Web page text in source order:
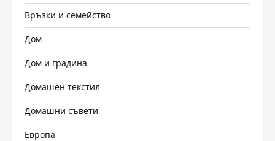
Връзки и семейство
Дом
Дом и градина
Домашен текстил
Домашни съвети
Европа